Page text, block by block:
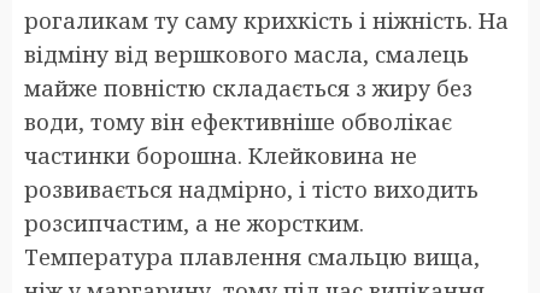
рогаликам ту саму крихкість і ніжність. На
відміну від вершкового масла, смалець
майже повністю складається з жиру без
води, тому він ефективніше обволікає
частинки борошна. Клейковина не
розвивається надмірно, і тісто виходить
розсипчастим, а не жорстким.
Температура плавлення смальцю вища,